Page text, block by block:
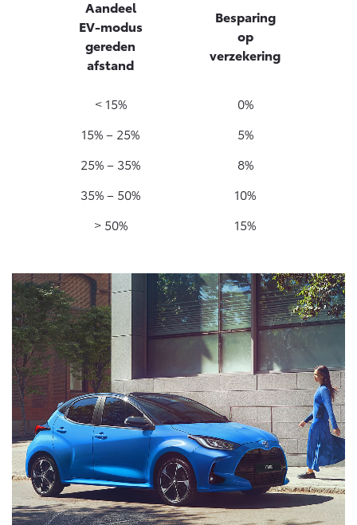
Aandeel
EV-modus
gereden
afstand
Besparing
op
verzekering
< 15%
0%
15% – 25%
5%
25% – 35%
8%
35% – 50%
10%
> 50%
15%